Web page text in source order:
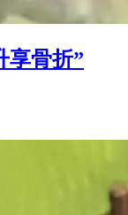
享骨折”